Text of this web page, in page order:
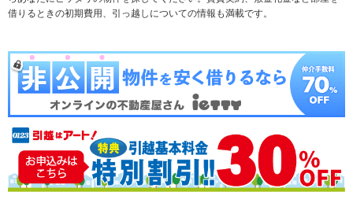
テーマから探す ランキングから探す
新築一戸建て 中古一戸建て
注文住宅 土地
売却査定
借りるときの初期費用、引っ越しについての情報も満載です。